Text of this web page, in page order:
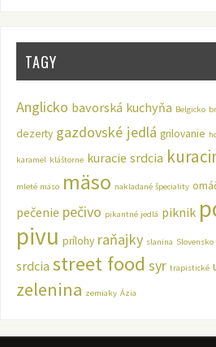
TAGY
Anglicko bavorská kuchyňa Belgicko
dezerty gazdovské jedlá grilovanie
karamel kláštorne kuracie srdcia
mleté mäso mäso nakladané špeciality
pečenie pečivo pikantné jedlá piknik
pivu prílohy raňajky slanina Slovensko
srdcia street food syr trapistické
zelenina zemiaky Ázia